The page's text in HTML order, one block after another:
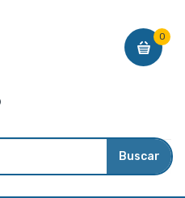
0
Buscar